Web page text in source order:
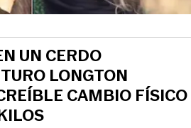
UN CERDO
LONGTON
CAMBIO FÍSICO